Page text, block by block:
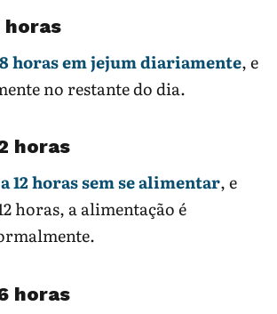
horas
horas em jejum diariamente, e
no restante do dia.
horas
12 horas sem se alimentar, e
horas, a alimentação é
horas